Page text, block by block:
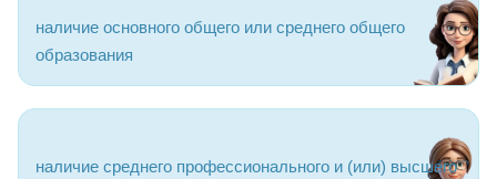
наличие основного общего или среднего общего
образования
наличие среднего профессионального и (или) высшего